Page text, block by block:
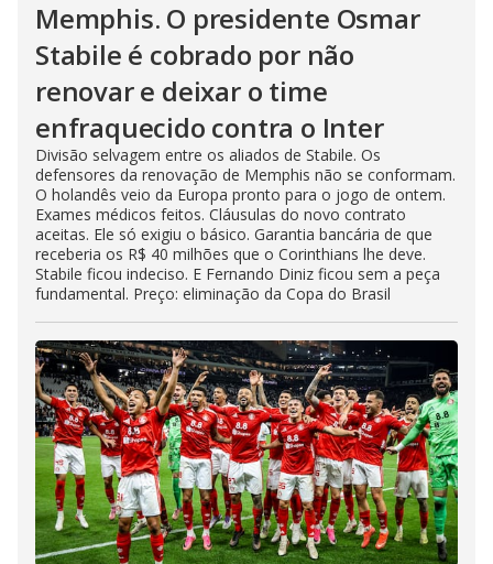
Memphis. O presidente Osmar
Stabile é cobrado por não
renovar e deixar o time
enfraquecido contra o Inter
Divisão selvagem entre os aliados de Stabile. Os
defensores da renovação de Memphis não se conformam.
O holandês veio da Europa pronto para o jogo de ontem.
Exames médicos feitos. Cláusulas do novo contrato
aceitas. Ele só exigiu o básico. Garantia bancária de que
receberia os R$ 40 milhões que o Corinthians lhe deve.
Stabile ficou indeciso. E Fernando Diniz ficou sem a peça
fundamental. Preço: eliminação da Copa do Brasil